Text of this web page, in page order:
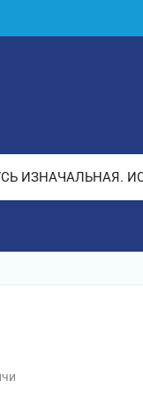
ИЗНАЧАЛЬНАЯ.